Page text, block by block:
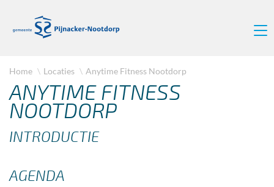
Home Locaties Anytime Fitness Nootdorp
ANYTIME FITNESS
NOOTDORP
INTRODUCTIE
AGENDA